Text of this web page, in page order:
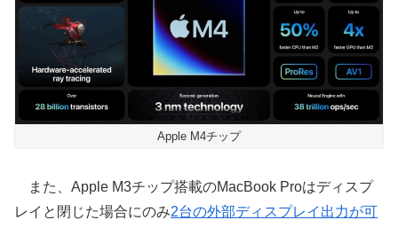
Apple M4チップ
また、Apple M3チップ搭載のMacBook Proはディスプ
レイと閉じた場合にのみ2台の外部ディスプレイ出力が可